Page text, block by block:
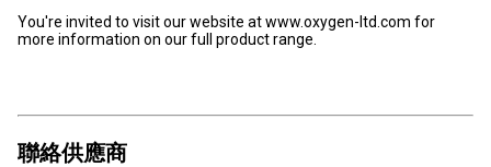
You're invited to visit our website at www.oxygen-ltd.com for
more information on our full product range.
聯絡供應商